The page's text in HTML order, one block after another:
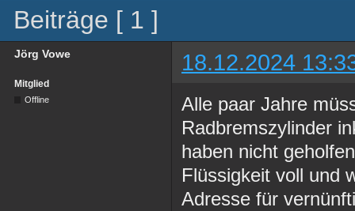
Beiträge [ 1 ]
Jörg Vowe 18.12.2024
Mitglied
Offline
Alle paar Jahre
Radbremszylinder
haben nicht
Flüssigkeit voll und
Adresse für